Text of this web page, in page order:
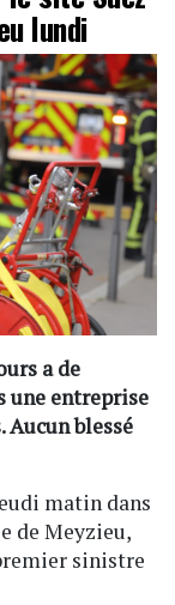
lundi
a de
une entreprise
Aucun blessé
matin dans
de Meyzieu,
sinistre